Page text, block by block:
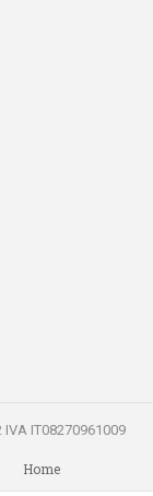
IT08270961009
Home